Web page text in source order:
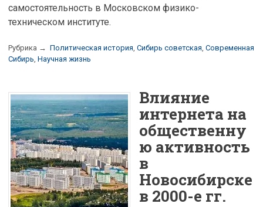
самостоятельность в Московском физико-
техническом институте.
Рубрика → Политическая история Сибирь советская Современная
Сибирь Научная жизнь
Влияние
интернета на
общественну
ю активность
в
Новосибирске
в 2000-е гг.